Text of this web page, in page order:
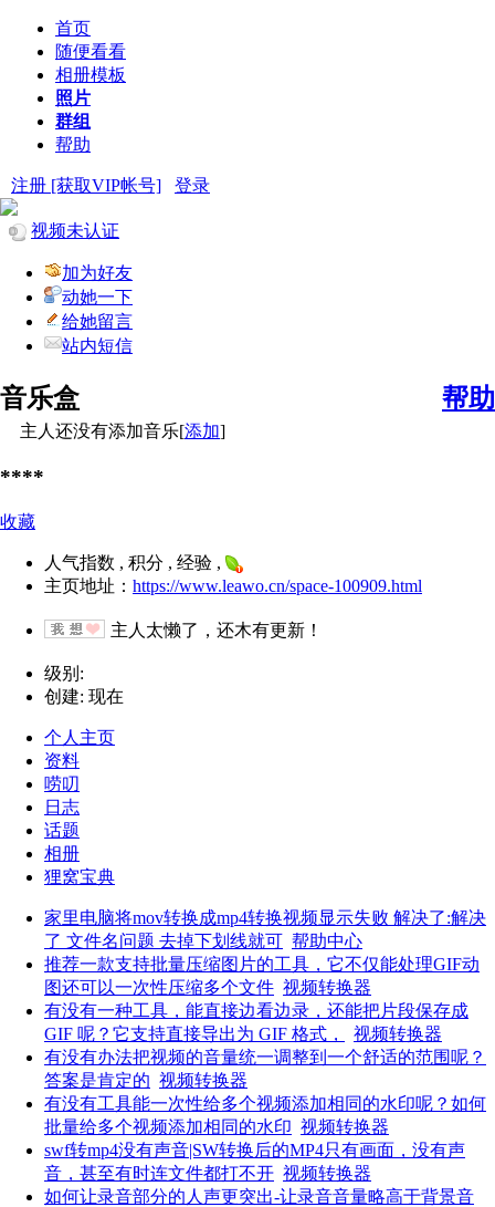
首页
随便看看
相册模板
照片
群组
帮助
注册 [获取VIP帐号] 登录
视频未认证
加为好友
动她一下
给她留言
站内短信
帮助
音乐盒
主人还没有添加音乐[添加]
****
收藏
人气指数 , 积分 , 经验 ,
主页地址： https://www.leawo.cn/space-100909.html
主人太懒了，还木有更新！
级别:
创建: 现在
个人主页
资料
唠叨
日志
话题
相册
狸窝宝典
家里电脑将mov转换成mp4转换视频显示失败 解决了:解决
了 文件名问题 去掉下划线就可 帮助中心
推荐一款支持批量压缩图片的工具，它不仅能处理GIF动
图还可以一次性压缩多个文件 视频转换器
有没有一种工具，能直接边看边录，还能把片段保存成
GIF 呢？它支持直接导出为 GIF 格式，
视频转换器
有没有办法把视频的音量统一调整到一个舒适的范围呢？
答案是肯定的 视频转换器
有没有工具能一次性给多个视频添加相同的水印呢？如何
批量给多个视频添加相同的水印 视频转换器
swf转mp4没有声音|SW转换后的MP4只有画面，没有声
音，甚至有时连文件都打不开 视频转换器
如何让录音部分的人声更突出-让录音音量略高于背景音